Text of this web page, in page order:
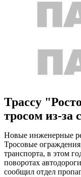
Трассу
тросом из-
Новые инженерные
Тросовые
транспорта, в этом
поворотах
сообщил отдел